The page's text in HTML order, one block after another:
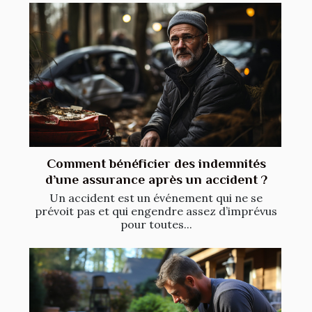
Comment bénéficier des indemnités
d’une assurance après un accident ?
Un accident est un événement qui ne se
prévoit pas et qui engendre assez d’imprévus
pour toutes...